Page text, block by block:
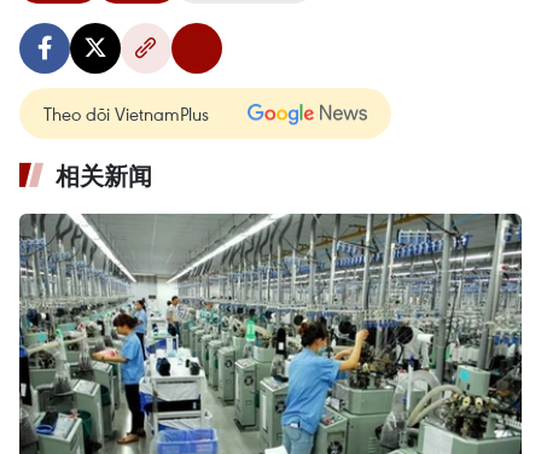
Theo dõi VietnamPlus
相关新闻